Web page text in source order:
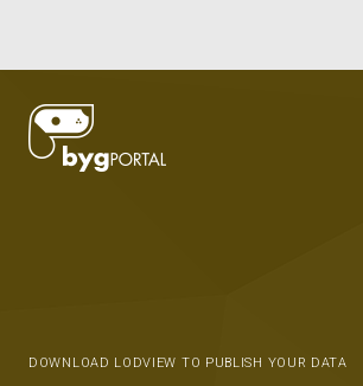
DOWNLOAD LODVIEW TO PUBLISH YOUR DATA